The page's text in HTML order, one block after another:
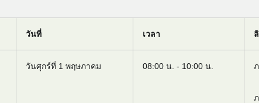
วันที่ เวลา
วันศุกร์ที่ 1 พฤษภาคม 08:00 น. - 10:00 น.